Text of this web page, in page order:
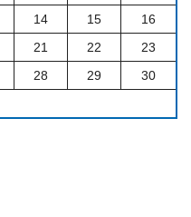
14 15
16
21 22
23
28 29
30